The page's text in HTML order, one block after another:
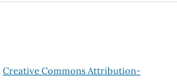
Creative Commons Attribution-